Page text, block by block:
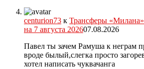
centurion73 к Трансферы
на 7 августа 202607.08.2026
Павел ты зачем Рамуша к неграм
вроде былый,слегка просто
хотел написать чуквачанга